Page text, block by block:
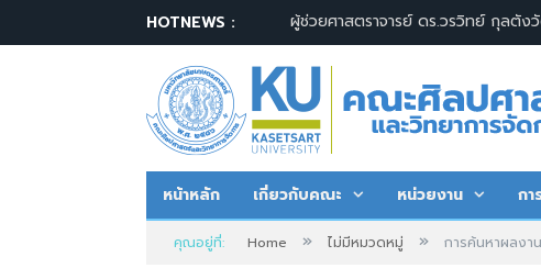
HOTNEWS :
หน้าหลัก เกี่ยวกับคณะ หน่วยงาน กา
คุณอยู่ที่: Home » ไม่มีหมวดหมู่ » การค้นหาผลงา